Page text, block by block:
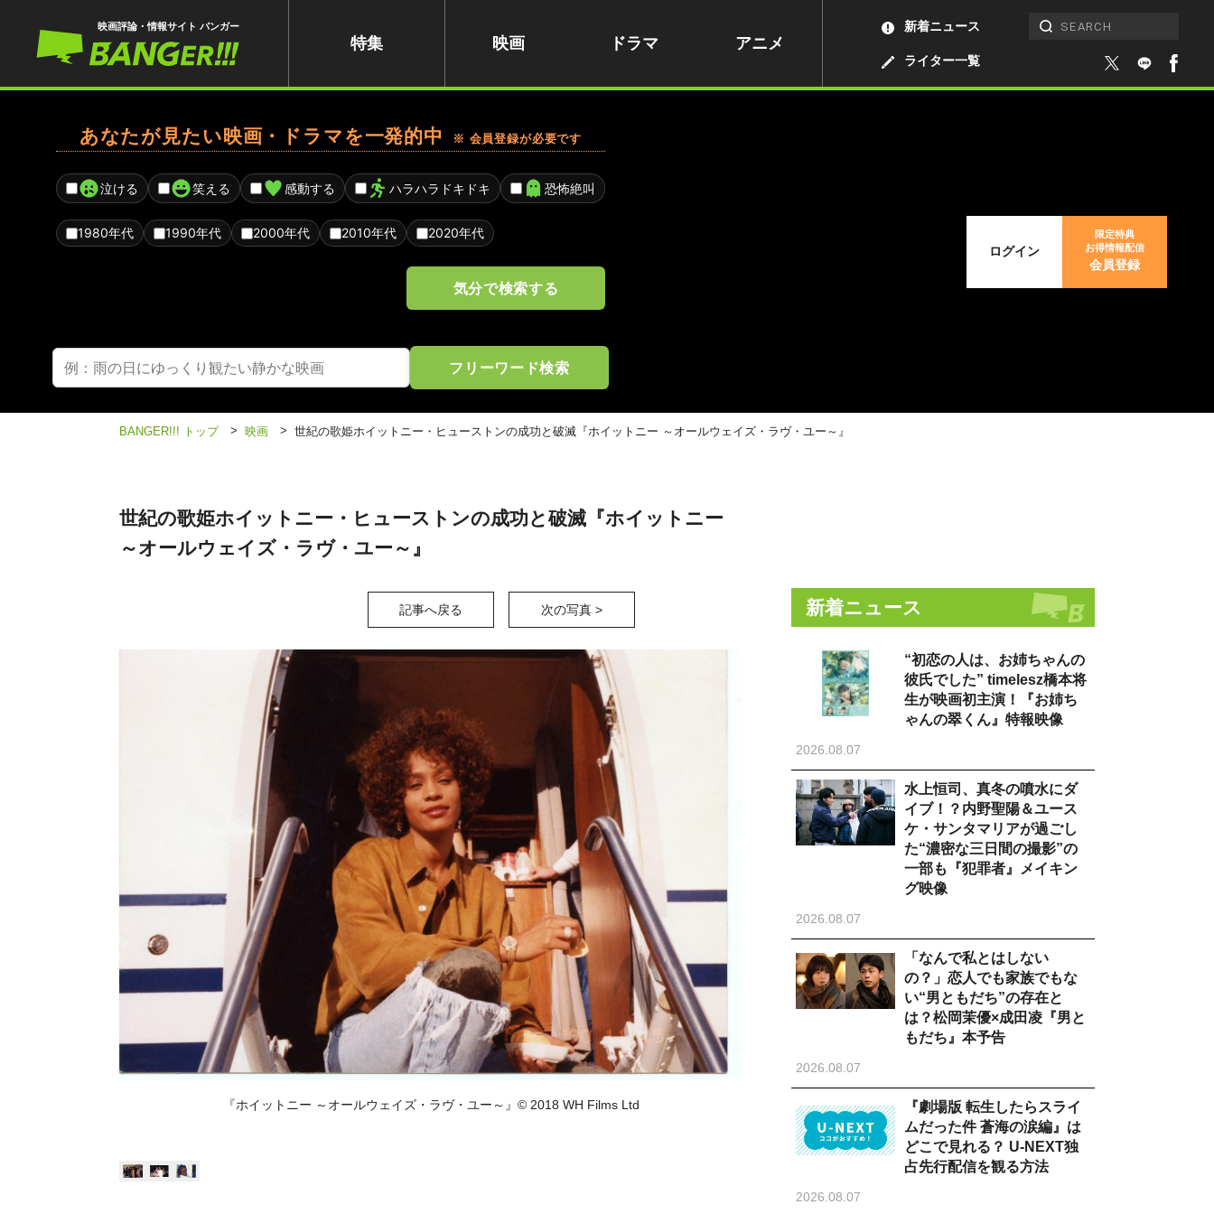
映画評論・情報サイト バンガー
特集 映画 ドラマ アニメ
ライター一覧
新着ニュース
あなたが見たい映画・ドラマを一発的中 ※ 会員登録が必要です
泣ける 笑える 感動する ハラハラドキドキ 恐怖絶叫
1980年代 1990年代 2000年代 2010年代 2020年代
気分で検索する
フリーワード検索
ログイン
限定特典
お得情報配信
会員登録
BANGER!!! トップ > 映画 > 世紀の歌姫ホイットニー・ヒューストンの成功と破滅『ホイットニー ～オールウェイズ・ラヴ・ユー～』
世紀の歌姫ホイットニー・ヒューストンの成功と破滅『ホイットニー
～オールウェイズ・ラヴ・ユー～』
記事へ戻る 次の写真 >
『ホイットニー ～オールウェイズ・ラヴ・ユー～』© 2018 WH Films Ltd
新着ニュース
“初恋の人は、お姉ちゃんの
彼氏でした” timelesz橋本将
生が映画初主演！『お姉ち
ゃんの翠くん』特報映像
2026.08.07
水上恒司、真冬の噴水にダ
イブ！？内野聖陽＆ユース
ケ・サンタマリアが過ごし
た“濃密な三日間の撮影”の
一部も『犯罪者』メイキン
グ映像
2026.08.07
「なんで私とはしない
の？」恋人でも家族でもな
い“男ともだち”の存在と
は？松岡茉優×成田凌『男と
もだち』本予告
2026.08.07
『劇場版 転生したらスライ
ムだった件 蒼海の涙編』は
どこで見れる？ U-NEXT独
占先行配信を観る方法
2026.08.07